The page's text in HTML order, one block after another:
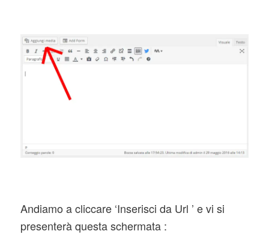
Andiamo a cliccare ‘Inserisci da Url ’ e vi si
presenterà questa schermata :